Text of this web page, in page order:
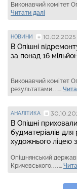
Виконавчий комітет
Читати далі
НОВИНИ 10.02.2025
В Опішні
за понад 16
Виконавчий комітет
результатами…...
АНАЛІТИКА
В Опішні
будматеріалів для
художнього ліцею
Опішнянський
Кричевського,…...